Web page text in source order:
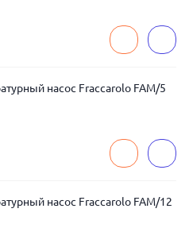
насос Fraccarolo FAM/5
насос Fraccarolo FAM/12